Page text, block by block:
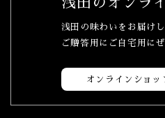
浅田のオンラ
浅田の味わいをお届けし
ご贈答用にご自宅用に
オンラインショッ